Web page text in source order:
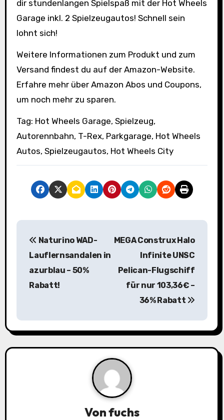
dir stundenlangen Spielspaß mit der Hot Wheels
Garage inkl. 2 Spielzeugautos! Schnell sein
lohnt sich!
Weitere Informationen zum Produkt und zum
Versand findest du auf der Amazon-Website.
Erfahre mehr über Amazon Abos und Coupons,
um noch mehr zu sparen.
Tag: Hot Wheels Garage, Spielzeug,
Autorennbahn, T-Rex, Parkgarage, Hot Wheels
Autos, Spielzeugautos, Hot Wheels City
B
a
g
Naturino WAD-
Lauflernsandalen in
azurblau – 50%
Rabatt!
MEGA Construx Halo
Infinite UNSC
Pelican-Flugschiff
für nur 103,36€ –
36% Rabatt
Vonfuchs